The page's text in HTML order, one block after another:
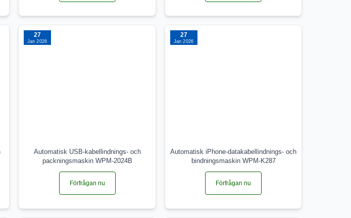
27
Jan 2026
Automatisk USB-kabellindnings- och
packningsmaskin WPM-2024B
Förfrågan nu
27
Jan 2026
Automatisk iPhone-datakabellindnings- och
bindningsmaskin WPM-K287
Förfrågan nu